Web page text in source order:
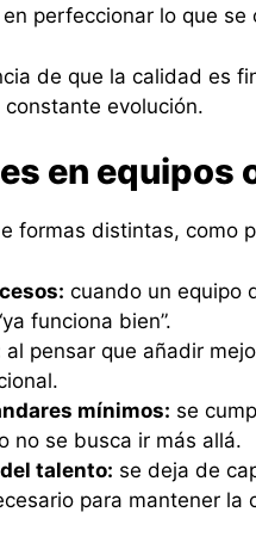
perfeccionar lo que se
de que la calidad es
evolución.
en equipos
formas distintas, como
cuando un equipo
funciona bien”.
al pensar que añadir
mínimos: se
no se busca ir más allá.
talento: se deja de
para mantener la